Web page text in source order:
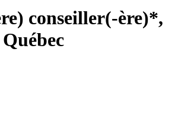
conseiller(-ère)*,